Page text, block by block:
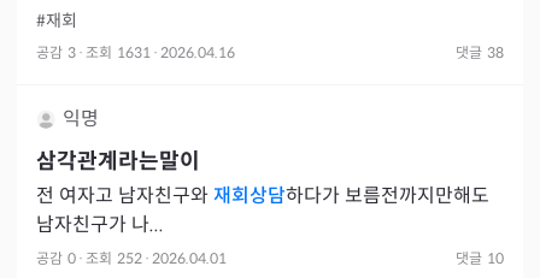
#재회
공감 3 · 조회 1631 · 2026.04.16 댓글 38
익명
삼각관계라는말이
전 여자고 남자친구와재회상담하다가 보름전까지만해도
남자친구가 나...
공감 0 · 조회 252 · 2026.04.01 댓글 10